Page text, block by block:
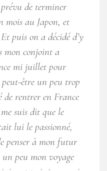
de terminer
au Japon, et
puis on a décidé d’y
mon conjoint a
mi juillet pour
être un peu trop
de rentrer en France
suis dit que le
lui le passionné,
penser à mon futur
un peu mon voyage